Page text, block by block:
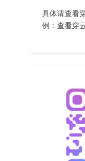
具体请查看
例： 查看穿